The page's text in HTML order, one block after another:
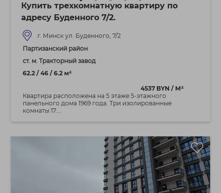
Купить трехкомнатную квартиру по
адресу Буденного 7/2.
г. Минск ул. Буденного, 7/2
Партизанский район
ст. м. Тракторный завод
62.2 / 46 / 6.2 м²
4537 BYN / М²
Квартира расположена на 5 этаже 5-этажного
панельного дома 1969 года. Три изолированные
комнаты 17....